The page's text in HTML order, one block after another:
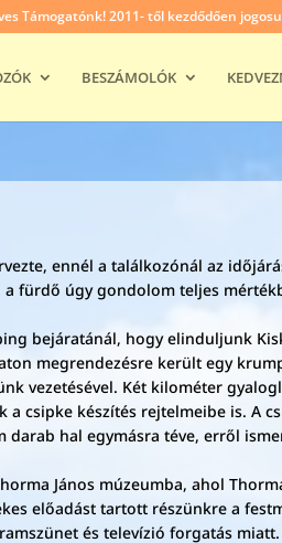
Támogatónk! 2011- től kezdődően
BESZÁMOLÓK
ennél a találkozónál az
fürdő úgy gondolom teljes
bejáratánál, hogy elinduljunk
megrendezésre került egy
vezetésével. Két kilométer
csipke készítés rejtelmeibe is. A
hal egymásra téve, erről
János múzeumba, ahol
előadást tartott részünkre a
és televízió forgatás miatt.